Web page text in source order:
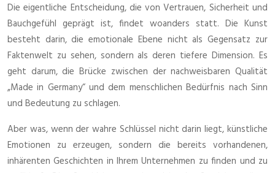
Die eigentliche Entscheidung, die von Vertrauen, Sicherheit und
Bauchgefühl geprägt ist, findet woanders statt. Die Kunst
besteht darin, die emotionale Ebene nicht als Gegensatz zur
Faktenwelt zu sehen, sondern als deren tiefere Dimension. Es
geht darum, die Brücke zwischen der nachweisbaren Qualität
„Made in Germany“ und dem menschlichen Bedürfnis nach Sinn
und Bedeutung zu schlagen.
Aber was, wenn der wahre Schlüssel nicht darin liegt, künstliche
Emotionen zu erzeugen, sondern die bereits vorhandenen,
inhärenten Geschichten in Ihrem Unternehmen zu finden und zu